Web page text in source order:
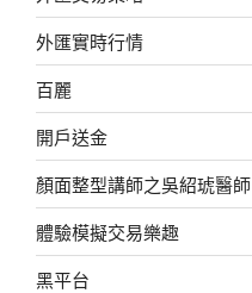
外匯實時行情
百麗
開戶送金
顏面整型講師之吳紹琥醫師
體驗模擬交易樂趣
黑平台